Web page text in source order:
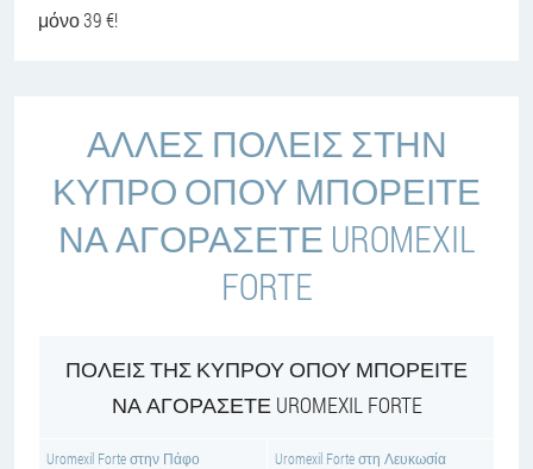
μόνο 39 €!
ΆΛΛΕΣ ΠΌΛΕΙΣ ΣΤΗΝ
ΚΎΠΡΟ ΌΠΟΥ ΜΠΟΡΕΊΤΕ
ΝΑ ΑΓΟΡΆΣΕΤΕ UROMEXIL
FORTE
ΠΌΛΕΙΣ ΤΗΣ ΚΎΠΡΟΥ ΌΠΟΥ ΜΠΟΡΕΊΤΕ
ΝΑ ΑΓΟΡΆΣΕΤΕ UROMEXIL FORTE
Uromexil Forte στην Πάφο Uromexil Forte στη Λευκωσία